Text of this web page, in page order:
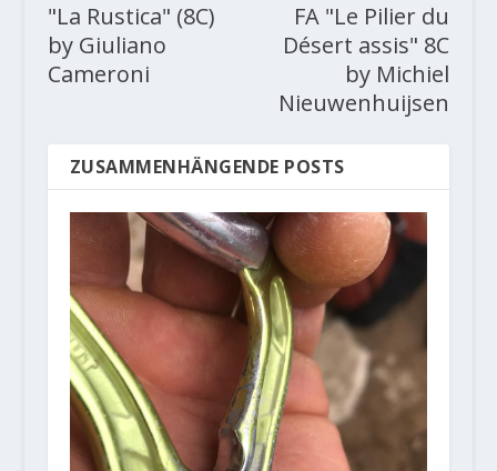
"La Rustica" (8C)
by Giuliano
Cameroni
FA "Le Pilier du
Désert assis" 8C
by Michiel
Nieuwenhuijsen
ZUSAMMENHÄNGENDE POSTS